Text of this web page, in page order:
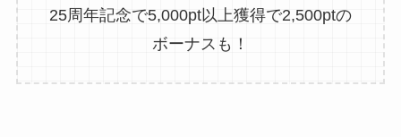
25周年記念で5,000pt以上獲得で2,500ptの
ボーナスも！